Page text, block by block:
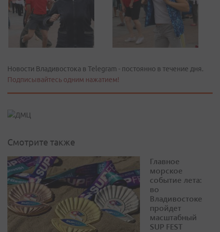
Новости Владивостока в Telegram - постоянно в течение дня.
Подписывайтесь одним нажатием!
Смотрите также
Главное
морское
событие лета:
во
Владивостоке
пройдет
масштабный
SUP FEST